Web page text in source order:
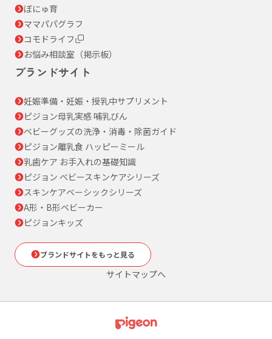
ぼにゅ育
ママパパグラフ
コモドライフ
お悩み相談室（掲示板）
ブランドサイト
妊娠準備・妊娠・授乳中サプリメント
ピジョン母乳実感 哺乳びん
ベビーグッズの洗浄・消毒・除菌ガイド
ピジョン離乳食 ハッピーミール
乳歯ケア お手入れの基礎知識
ピジョン ベビースキンケアシリーズ
スキンケアベーシックシリーズ
A形・B形ベビーカー
ピジョンキッズ
ブランドサイトをもっと見る
サイトマップへ